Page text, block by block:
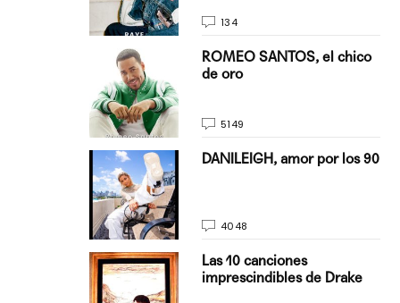
134
ROMEO SANTOS, el chico
de oro
5149
DANILEIGH, amor por los 90
4048
Las 10 canciones
imprescindibles de Drake